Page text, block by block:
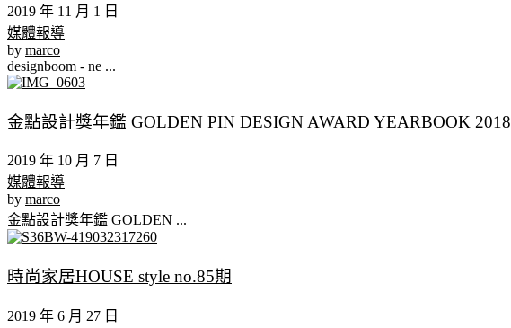
2019 年 11 月 1 日
媒體報導
by marco
designboom - ne ...
金點設計獎年鑑 GOLDEN PIN DESIGN AWARD YEARBOOK 2018​
2019 年 10 月 7 日
媒體報導
by marco
金點設計獎年鑑 GOLDEN ...
時尚家居HOUSE style no.85期
2019 年 6 月 27 日